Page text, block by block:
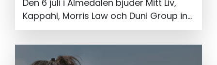
Den 6 juli i Almedalen bjuder Mitt Liv,
Kappahl, Morris Law och Duni Group in
till ett seminarium om hur vi
framtidssäkrar vår konkurrenskraft
genom att attrahera och ta vara på